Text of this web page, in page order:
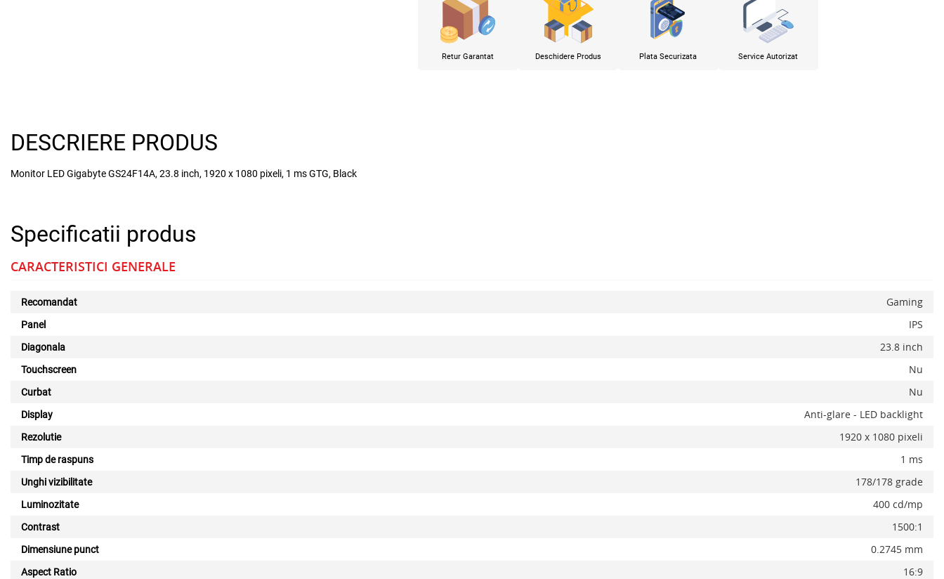
Retur Garantat Deschidere Produs Plata Securizata Service Autorizat
DESCRIERE PRODUS
Monitor LED Gigabyte GS24F14A, 23.8 inch, 1920 x 1080 pixeli, 1 ms GTG, Black
Specificatii produs
CARACTERISTICI GENERALE
Recomandat Gaming
Panel IPS
Diagonala 23.8 inch
Touchscreen Nu
Curbat Nu
Display Anti-glare - LED backlight
Rezolutie 1920 x 1080 pixeli
Timp de raspuns 1 ms
Unghi vizibilitate 178/178 grade
Luminozitate 400 cd/mp
Contrast 1500:1
Dimensiune punct 0.2745 mm
Aspect Ratio 16:9
x